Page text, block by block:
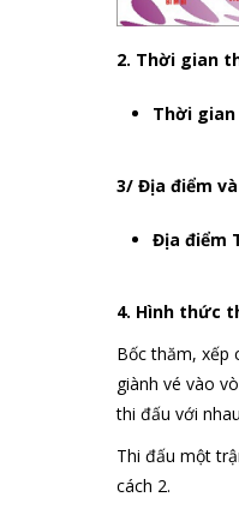
2. Thời gian
Thời gian
3/ Địa điểm
Địa điểm
4. Hình thức
Bốc thăm, xếp
giành vé vào
thi đấu với
Thi đấu một
cách 2.